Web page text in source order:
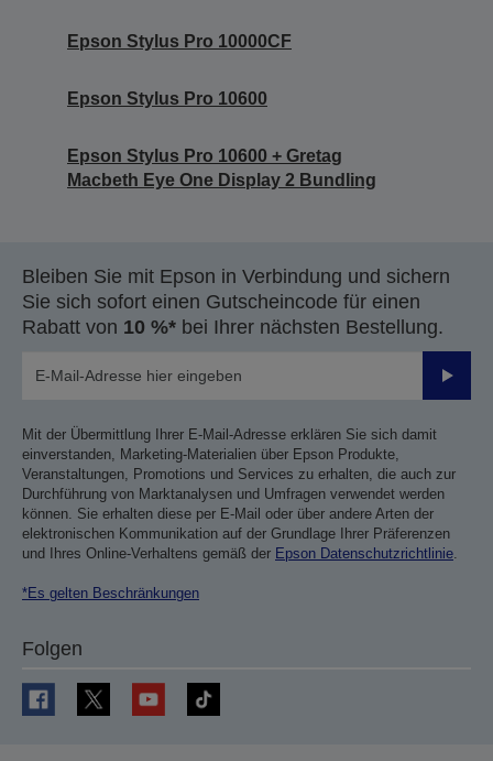
Epson Stylus Pro 10000CF
Epson Stylus Pro 10600
Epson Stylus Pro 10600 + Gretag
Macbeth Eye One Display 2 Bundling
Bleiben Sie mit Epson in Verbindung und sichern
Sie sich sofort einen Gutscheincode für einen
Rabatt von 10 %* bei Ihrer nächsten Bestellung.
Mit der Übermittlung Ihrer E-Mail-Adresse erklären Sie sich damit
einverstanden, Marketing-Materialien über Epson Produkte,
Veranstaltungen, Promotions und Services zu erhalten, die auch zur
Durchführung von Marktanalysen und Umfragen verwendet werden
können. Sie erhalten diese per E-Mail oder über andere Arten der
elektronischen Kommunikation auf der Grundlage Ihrer Präferenzen
und Ihres Online-Verhaltens gemäß der Epson Datenschutzrichtlinie.
*Es gelten Beschränkungen
Folgen